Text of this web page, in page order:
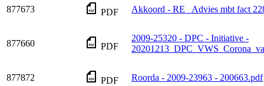
877673 PDF Akkoord - RE_ Advies mbt fact
877660 PDF
2009-25320 - DPC - Initiative -
877872 PDF Roorda - 2009-23963 - 200663.pdf